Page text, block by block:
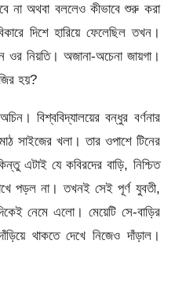
না অথবা বললেও কীভাবে শুরু করা
দিশে হারিয়ে ফেলেছিল তখন।
ওর নিয়তি। অজানা-অচেনা জায়গা।
হয়?
বিশ্ববিদ্যালয়ের বন্ধুর বর্ণনার
সাইজের খলা। তার ওপাশে টিনের
এটাই যে কবিরদের বাড়ি, নিশ্চিত
পড়ল না। তখনই সেই পূর্ণ যুবতী,
নেমে এলো। মেয়েটি সে-বাড়ির
থাকতে দেখে নিজেও দাঁড়াল।